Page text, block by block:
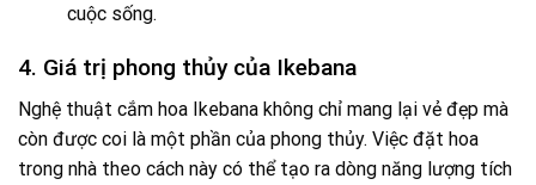
cuộc sống.
4. Giá trị phong thủy của Ikebana
Nghệ thuật cắm hoa Ikebana không chỉ mang lại vẻ đẹp mà
còn được coi là một phần của phong thủy. Việc đặt hoa
trong nhà theo cách này có thể tạo ra dòng năng lượng tích